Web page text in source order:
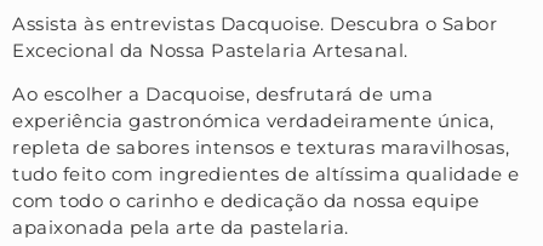
Assista às entrevistas Dacquoise. Descubra o Sabor
Excecional da Nossa Pastelaria Artesanal.
Ao escolher a Dacquoise, desfrutará de uma
experiência gastronómica verdadeiramente única,
repleta de sabores intensos e texturas maravilhosas,
tudo feito com ingredientes de altíssima qualidade e
com todo o carinho e dedicação da nossa equipe
apaixonada pela arte da pastelaria.